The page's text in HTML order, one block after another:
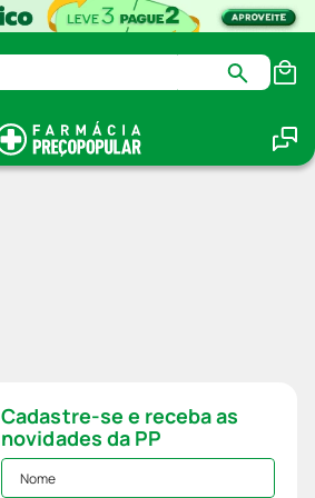
Cadastre-se e receba as
novidades da PP